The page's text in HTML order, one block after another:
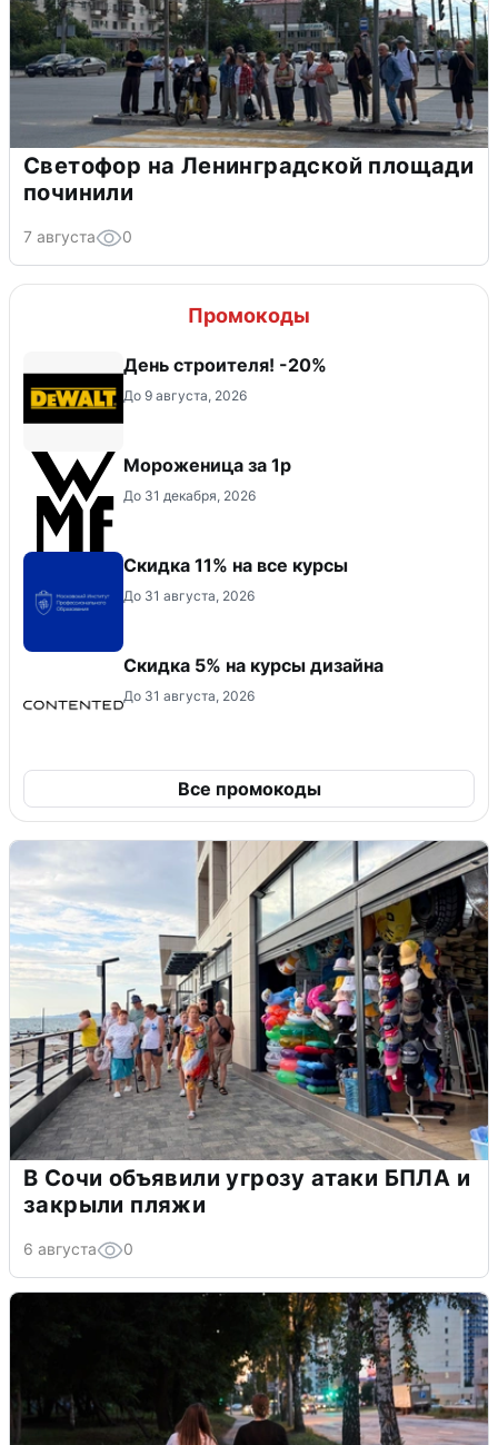
Светофор на Ленинградской площади
починили
7 августа 0
Промокоды
День строителя! -20%
До 9 августа, 2026
Мороженица за 1р
До 31 декабря, 2026
Скидка 11% на все курсы
До 31 августа, 2026
Скидка 5% на курсы дизайна
До 31 августа, 2026
Все промокоды
В Сочи объявили угрозу атаки БПЛА и
закрыли пляжи
6 августа 0